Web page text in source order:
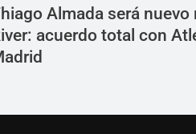
Almada será nuevo
acuerdo total con